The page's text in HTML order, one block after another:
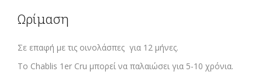
Ωρίμαση
Σε επαφή με τις οινολάσπες για 12 μήνες.
Το Chablis 1er Cru μπορεί να παλαιώσει για 5-10 χρόνια.